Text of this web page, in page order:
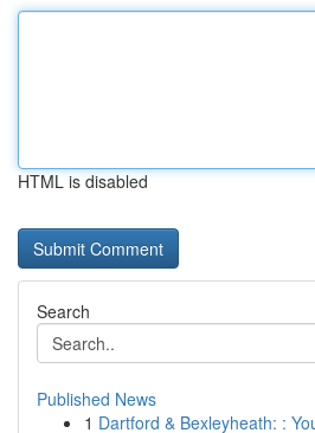
HTML is disabled
Search
Published News
1 Dartford & Bexleyheath: :